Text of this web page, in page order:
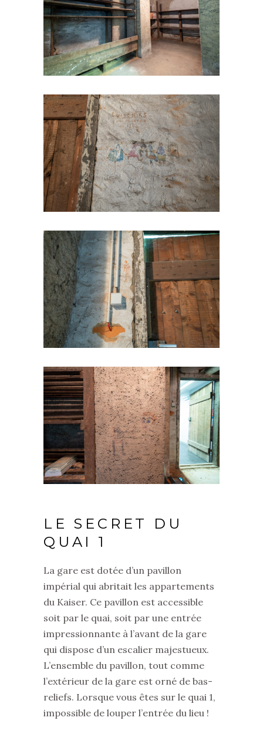
LE SECRET DU
QUAI 1
La gare est dotée d’un pavillon
impérial qui abritait les appartements
du Kaiser. Ce pavillon est accessible
soit par le quai, soit par une entrée
impressionnante à l’avant de la gare
qui dispose d’un escalier majestueux.
L’ensemble du pavillon, tout comme
l’extérieur de la gare est orné de bas-
reliefs. Lorsque vous êtes sur le quai 1,
impossible de louper l’entrée du lieu !